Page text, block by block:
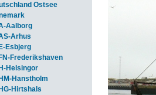
Ostsee
Aalborg
Arhus
E-Esbjerg
FN-Frederikshaven
H-Helsingor
HM-Hanstholm
HG-Hirtshals